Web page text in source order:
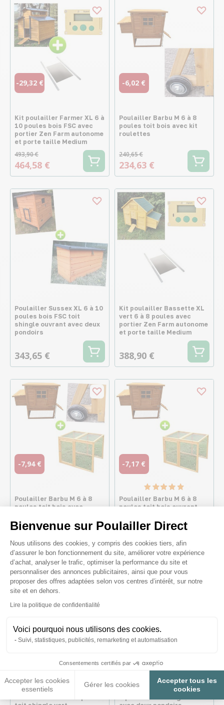
Bienvenue sur Poulailler Direct
Plateforme de Gestion du
Nous utilisons des cookies, y compris des cookies tiers, afin
d’assurer le bon fonctionnement du site, améliorer votre expérience
d’achat, analyser le trafic, optimiser la performance du site et
personnaliser des annonces publicitaires, ainsi que pour vous
proposer des offres adaptées selon vos centres d’intérêt, sur notre
site et en dehors.
Lire la politique de confidentialité
Voici pourquoi nous utilisons des cookies.
Suivi, statistiques, publicités, remarketing et automatisation
Consentements certifiés par
Accepter les cookies
essentiels
Gérer les cookies
Accepter tous les
cookies
Axeptio consent
-29,32 €
Kit poulailler Farmer XL 6 à
10 poules bois FSC avec
portier Zen Farm autonome
et porte taille Medium
493,90 €
464,58 €
-6,02 €
Poulailler Barbu M 6 à 8
poules toit bois avec kit
roulettes
240,65 €
234,63 €
Poulailler Sussex XL 6 à 10
poules bois FSC toit
shingle ouvrant avec deux
pondoirs
343,65 €
Kit poulailler Bassette XL
vert 6 à 8 poules avec
portier Zen Farm autonome
et porte taille Medium
388,90 €
-7,94 €
Poulailler Barbu M 6 à 8
poules toit bois avec
kit roulettes
309,46 €
-7,17 €
Poulailler Barbu M 6 à 8
poules toit bois ouvrant
grillagé
279,48 €
Liquidation - Poulailler
Poulailler Bassette XL 6 à